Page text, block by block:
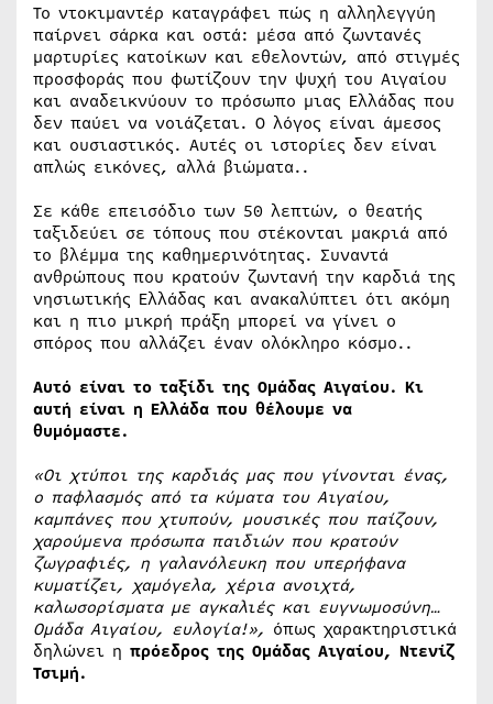
Το ντοκιμαντέρ καταγράφει πώς η αλληλεγγύη
παίρνει σάρκα και οστά: μέσα από ζωντανές
μαρτυρίες κατοίκων και εθελοντών, από στιγμές
προσφοράς που φωτίζουν την ψυχή του Αιγαίου
και αναδεικνύουν το πρόσωπο μιας Ελλάδας που
δεν παύει να νοιάζεται. Ο λόγος είναι άμεσος
και ουσιαστικός. Αυτές οι ιστορίες δεν είναι
απλώς εικόνες, αλλά βιώματα..
Σε κάθε επεισόδιο των 50 λεπτών, ο θεατής
ταξιδεύει σε τόπους που στέκονται μακριά από
το βλέμμα της καθημερινότητας. Συναντά
ανθρώπους που κρατούν ζωντανή την καρδιά της
νησιωτικής Ελλάδας και ανακαλύπτει ότι ακόμη
και η πιο μικρή πράξη μπορεί να γίνει ο
σπόρος που αλλάζει έναν ολόκληρο κόσμο..
Αυτό είναι το ταξίδι της Ομάδας Αιγαίου. Κι
αυτή είναι η Ελλάδα που θέλουμε να
θυμόμαστε.
«Οι χτύποι της καρδιάς μας που γίνονται ένας,
ο παφλασμός από τα κύματα του Αιγαίου,
καμπάνες που χτυπούν, μουσικές που παίζουν,
χαρούμενα πρόσωπα παιδιών που κρατούν
ζωγραφιές, η γαλανόλευκη που υπερήφανα
κυματίζει, χαμόγελα, χέρια ανοιχτά,
καλωσορίσματα με αγκαλιές και ευγνωμοσύνη…
Ομάδα Αιγαίου, ευλογία!», όπως χαρακτηριστικά
δηλώνει η πρόεδρος της Ομάδας Αιγαίου, Ντενίζ
Τσιμή.